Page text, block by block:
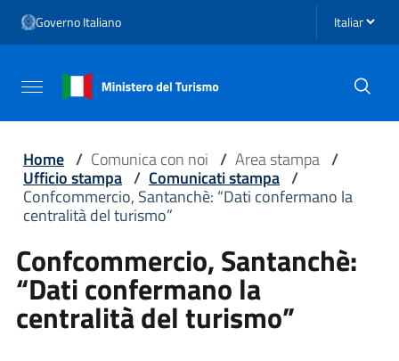
Vai al menu di navigazione
Vai al footer
Governo Italiano Seleziona
Attiva / disattiva la navigazione
Home / Comunica con noi / Area stampa /
Ufficio stampa / Comunicati stampa /
Confcommercio, Santanchè: “Dati confermano la
centralità del turismo”
Confcommercio, Santanchè:
“Dati confermano la
centralità del turismo”